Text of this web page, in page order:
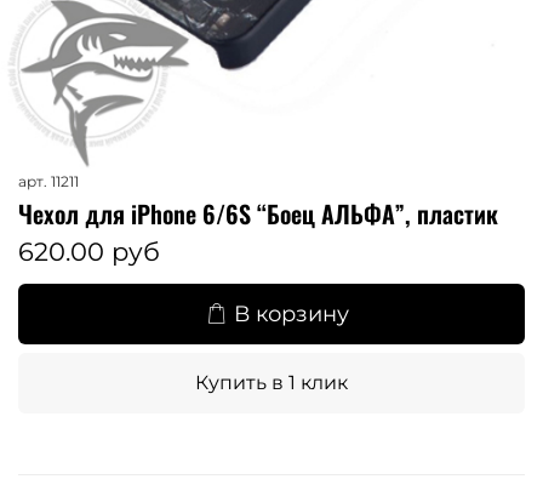
арт. 11211
Чехол для iPhone 6/6S “Боец АЛЬФА”, пластик
620.00 руб
В корзину
Купить в 1 клик